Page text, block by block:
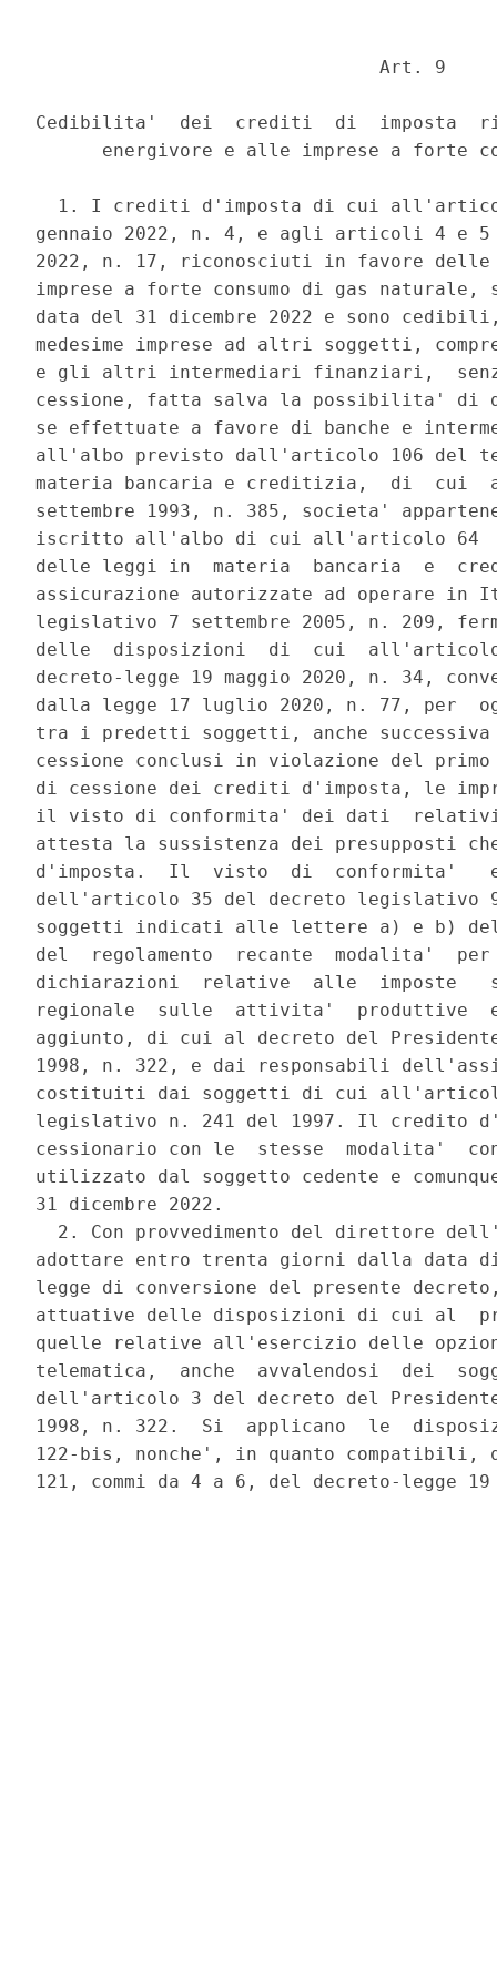
                               Art. 9
Cedibilita'  dei  crediti  di  imposta
energivore e alle imprese a forte
1. I crediti d'imposta di cui
gennaio 2022, n. 4, e agli articoli 4 e 5
2022, n. 17, riconosciuti in favore delle
imprese a forte consumo di gas
data del 31 dicembre 2022 e sono
medesime imprese ad altri soggetti,
e gli altri intermediari finanziari,
cessione, fatta salva la possibilita' di
se effettuate a favore di banche e
all'albo previsto dall'articolo 106 del
materia bancaria e creditizia,  di  cui
settembre 1993, n. 385, societa'
iscritto all'albo di cui all'articolo 64
delle leggi in  materia  bancaria  e
assicurazione autorizzate ad operare
legislativo 7 settembre 2005, n. 209,
delle  disposizioni  di  cui  all'articolo
decreto-legge 19 maggio 2020, n. 34,
dalla legge 17 luglio 2020, n. 77, per
tra i predetti soggetti, anche
cessione conclusi in violazione del
di cessione dei crediti d'imposta, le
il visto di conformita' dei dati  relativi
attesta la sussistenza dei presupposti
d'imposta.  Il  visto  di  conformita'
dell'articolo 35 del decreto legislativo
soggetti indicati alle lettere a) e b)
del  regolamento  recante  modalita'
dichiarazioni  relative  alle  imposte
regionale  sulle  attivita'  produttive
aggiunto, di cui al decreto del
1998, n. 322, e dai responsabili
costituiti dai soggetti di cui
legislativo n. 241 del 1997. Il credito
cessionario con le  stesse  modalita'
utilizzato dal soggetto cedente e
31 dicembre 2022.
2. Con provvedimento del direttore
adottare entro trenta giorni dalla data
legge di conversione del presente
attuative delle disposizioni di cui al
quelle relative all'esercizio delle
telematica,  anche  avvalendosi  dei
dell'articolo 3 del decreto del
1998, n. 322.  Si  applicano  le
122-bis, nonche', in quanto